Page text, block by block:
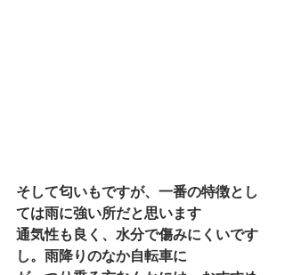
そして匂いもですが、一番の特徴とし
ては雨に強い所だと思います
通気性も良く、水分で傷みにくいです
し。雨降りのなか自転車に